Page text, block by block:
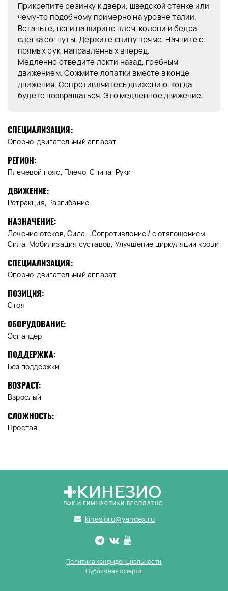
Прикрепите резинку к двери, шведской стенке или
чему-то подобному примерно на уровне талии.
Встаньте, ноги на ширине плеч, колени и бедра
слегка согнуты. Держите спину прямо. Начните с
прямых рук, направленных вперед.
Медленно отведите локти назад, гребным
движением. Сожмите лопатки вместе в конце
движения. Сопротивляйтесь движению, когда
будете возвращаться. Это медленное движение.
СПЕЦИАЛИЗАЦИЯ:
Опорно-двигательный аппарат
РЕГИОН:
Плечевой пояс, Плечо, Спина, Руки
ДВИЖЕНИЕ:
Ретракция, Разгибание
НАЗНАЧЕНИЕ:
Лечение отеков, Сила - Сопротивление / с отягощением,
Сила, Мобилизация суставов, Улучшение циркуляции крови
СПЕЦИАЛИЗАЦИЯ:
Опорно-двигательный аппарат
ПОЗИЦИЯ:
Стоя
ОБОРУДОВАНИЕ:
Эспандер
ПОДДЕРЖКА:
Без поддержки
ВОЗРАСТ:
Взрослый
СЛОЖНОСТЬ:
Простая
КИНЕЗИО
ЛФК И ГИМНАСТИКИ БЕСПЛАТНО
kinesioru@yandex.ru
Политика конфиденциальности
Публичная оферта